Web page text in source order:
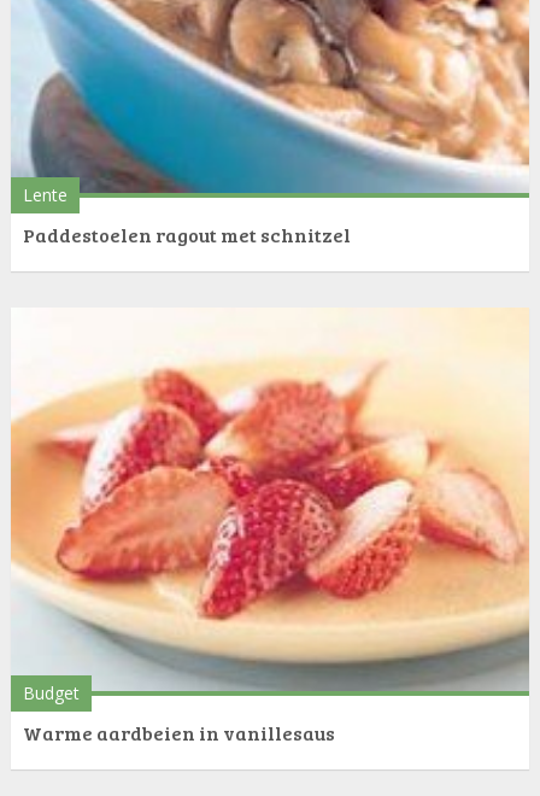
Lente
Paddestoelen ragout met schnitzel
Budget
Warme aardbeien in vanillesaus